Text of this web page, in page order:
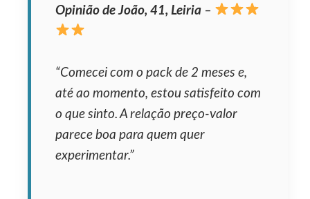
Opinião de João, 41, Leiria –
“Comecei com o pack de 2 meses e,
até ao momento, estou satisfeito com
o que sinto. A relação preço-valor
parece boa para quem quer
experimentar.”